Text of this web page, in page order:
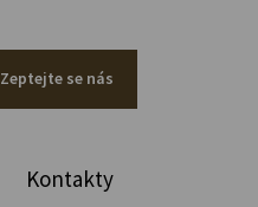
Zeptejte se nás
Kontakty